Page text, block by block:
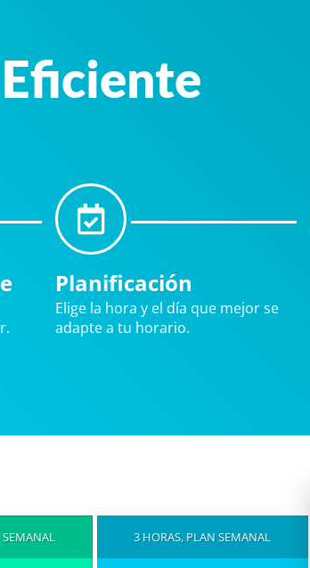
Planificación
Elige la hora y el día que mejor se
adapte a tu horario.
3 HORAS, PLAN SEMANAL